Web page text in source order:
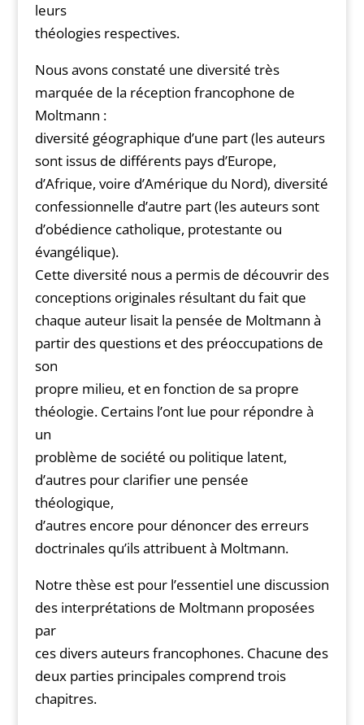
leurs
théologies respectives.
Nous avons constaté une diversité très
marquée de la réception francophone de
Moltmann :
diversité géographique d’une part (les auteurs
sont issus de différents pays d’Europe,
d’Afrique, voire d’Amérique du Nord), diversité
confessionnelle d’autre part (les auteurs sont
d’obédience catholique, protestante ou
évangélique).
Cette diversité nous a permis de découvrir des
conceptions originales résultant du fait que
chaque auteur lisait la pensée de Moltmann à
partir des questions et des préoccupations de
son
propre milieu, et en fonction de sa propre
théologie. Certains l’ont lue pour répondre à
un
problème de société ou politique latent,
d’autres pour clarifier une pensée
théologique,
d’autres encore pour dénoncer des erreurs
doctrinales qu’ils attribuent à Moltmann.
Notre thèse est pour l’essentiel une discussion
des interprétations de Moltmann proposées
par
ces divers auteurs francophones. Chacune des
deux parties principales comprend trois
chapitres.